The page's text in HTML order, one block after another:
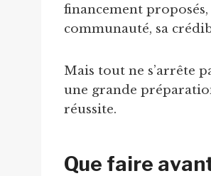
financement
communauté, sa
Mais tout ne s’arrête
une grande
réussite.
Que faire